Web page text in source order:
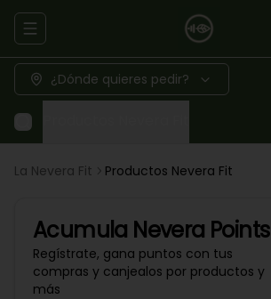
Abrir menu de navegación
¿Dónde quieres pedir?
La Nevera Fit Productos Nevera Fit
Acumula Nevera Points
Regístrate, gana puntos con tus
compras y canjealos por productos y
más